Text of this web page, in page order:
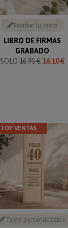
Escribe tu texto
LIBRO DE FIRMAS
GRABADO
SOLO 16.95 €16.10 €
TOP VENTAS
Texto personalizable